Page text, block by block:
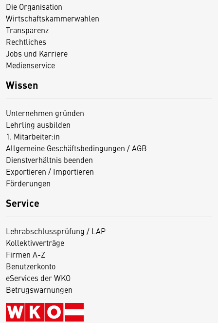
Die Organisation
Wirtschaftskammerwahlen
Transparenz
Rechtliches
Jobs und Karriere
Medienservice
Wissen
Unternehmen gründen
Lehrling ausbilden
1. Mitarbeiter:in
Allgemeine Geschäftsbedingungen / AGB
Dienstverhältnis beenden
Exportieren / Importieren
Förderungen
Service
Lehrabschlussprüfung / LAP
Kollektivverträge
Firmen A-Z
Benutzerkonto
eServices der WKO
Betrugswarnungen